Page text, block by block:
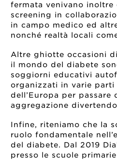
fermata venivano
screening in
in campo medico ed
nonché realtà locali
Altre ghiotte occasioni
il mondo del diabete
soggiorni educativi
organizzati in varie parti
dell’Europa per
aggregazione
Infine, riteniamo che la
ruolo fondamentale
del diabete. Dal 2019
presso le scuole